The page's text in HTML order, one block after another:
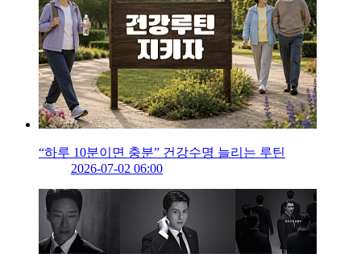
“하루 10분이면 충분” 건강수명 늘리는 루틴
2026-07-02 06:00